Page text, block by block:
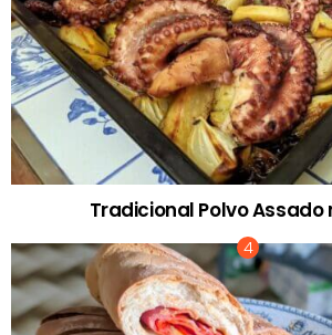
Tradicional Polvo Assado